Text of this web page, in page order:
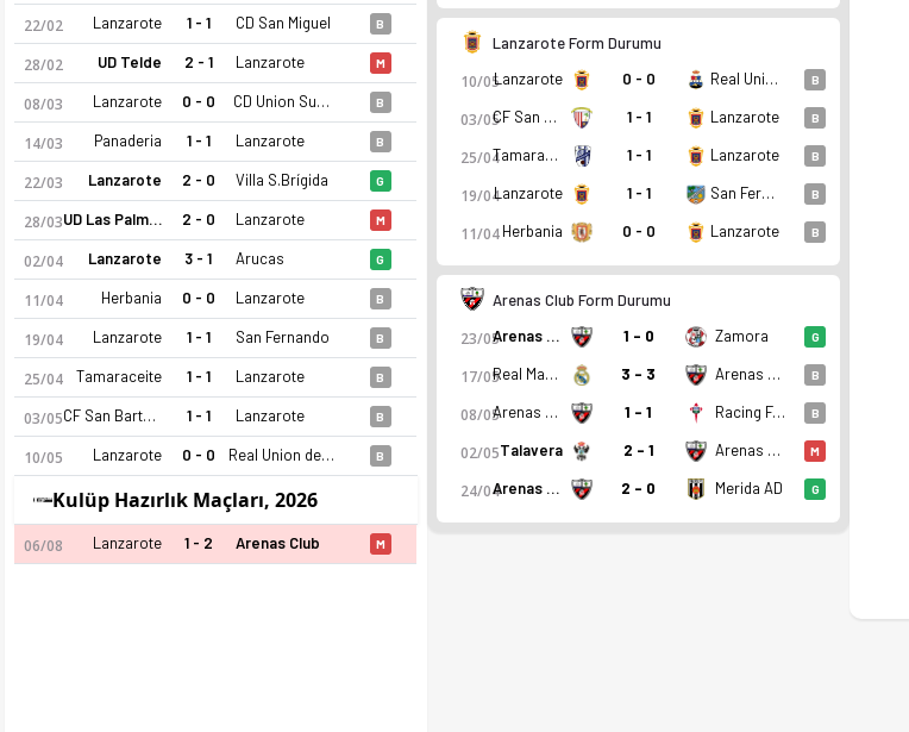
Lanzarote 25-26 sezonu | Tercera RFEF Grup 12'de 9. sırada, 48 puan. Kadro, fikstür ve canlı skor
22/02 Lanzarote 1 - 1 CD San Miguel B
28/02 UD Telde 2 - 1 Lanzarote M
08/03 Lanzarote 0 - 0 CD Union Sur Yaiza B
14/03 Panaderia 1 - 1 Lanzarote B
22/03 Lanzarote 2 - 0 Villa S.Brígida G
28/03 UD Las Palmas C 2 - 0 Lanzarote M
02/04 Lanzarote 3 - 1 Arucas G
11/04 Herbania 0 - 0 Lanzarote B
19/04 Lanzarote 1 - 1 San Fernando B
25/04 Tamaraceite 1 - 1 Lanzarote B
03/05 CF San Bartolome 1 - 1 Lanzarote B
10/05 Lanzarote 0 - 0 Real Union de Tenerife Santa Cruz B
Kulüp Hazırlık Maçları, 2026
06/08 Lanzarote 1 - 2 Arenas Club M
Lanzarote Form Durumu
10/05Lanzarote 0 - 0 Real Union de Tenerife Santa Cruz B
03/05 CF San Bartolome 1 - 1 Lanzarote B
25/04 Tamaraceite 1 - 1 Lanzarote B
19/04Lanzarote 1 - 1 San Fernando B
11/04Herbania 0 - 0 Lanzarote B
Arenas Club Form Durumu
23/05 Arenas Club 1 - 0 Zamora G
17/05 Real Madrid B 3 - 3 Arenas Club B
08/05 Arenas Club 1 - 1 Racing Ferrol B
02/05Talavera 2 - 1 Arenas Club M
24/04 Arenas Club 2 - 0 Merida AD G